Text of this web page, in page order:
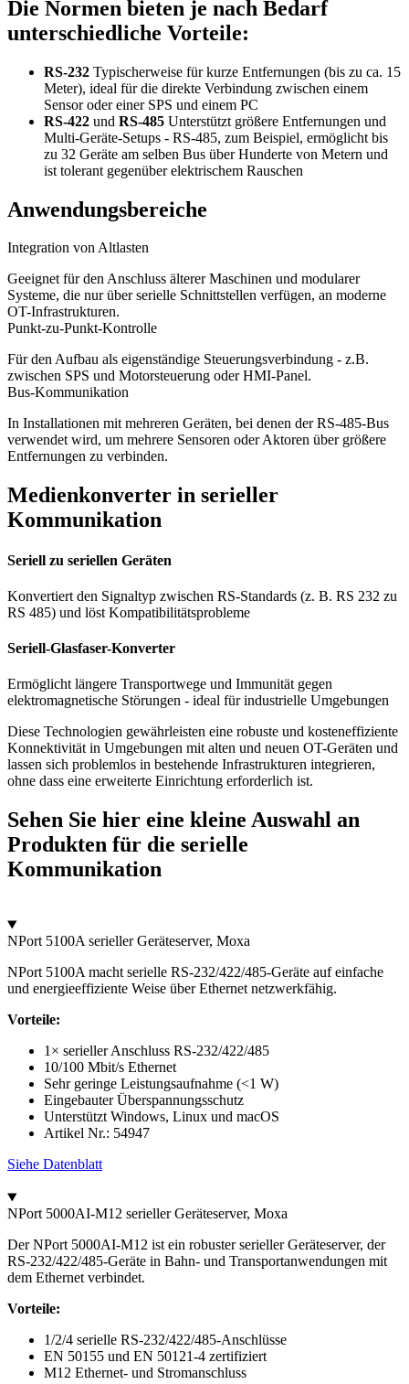
Die Normen bieten je nach Bedarf
unterschiedliche Vorteile:
RS-232 Typischerweise für kurze Entfernungen (bis zu ca. 15
Meter), ideal für die direkte Verbindung zwischen einem
Sensor oder einer SPS und einem PC
RS-422 und RS-485 Unterstützt größere Entfernungen und
Multi-Geräte-Setups - RS-485, zum Beispiel, ermöglicht bis
zu 32 Geräte am selben Bus über Hunderte von Metern und
ist tolerant gegenüber elektrischem Rauschen
Anwendungsbereiche
Integration von Altlasten
Geeignet für den Anschluss älterer Maschinen und modularer
Systeme, die nur über serielle Schnittstellen verfügen, an moderne
OT-Infrastrukturen.
Punkt-zu-Punkt-Kontrolle
Für den Aufbau als eigenständige Steuerungsverbindung - z.B.
zwischen SPS und Motorsteuerung oder HMI-Panel.
Bus-Kommunikation
In Installationen mit mehreren Geräten, bei denen der RS-485-Bus
verwendet wird, um mehrere Sensoren oder Aktoren über größere
Entfernungen zu verbinden.
Medienkonverter in serieller
Kommunikation
Seriell zu seriellen Geräten
Konvertiert den Signaltyp zwischen RS-Standards (z. B. RS 232 zu
RS 485) und löst Kompatibilitätsprobleme
Seriell-Glasfaser-Konverter
Ermöglicht längere Transportwege und Immunität gegen
elektromagnetische Störungen - ideal für industrielle Umgebungen
Diese Technologien gewährleisten eine robuste und kosteneffiziente
Konnektivität in Umgebungen mit alten und neuen OT-Geräten und
lassen sich problemlos in bestehende Infrastrukturen integrieren,
ohne dass eine erweiterte Einrichtung erforderlich ist.
Sehen Sie hier eine kleine Auswahl an
Produkten für die serielle
Kommunikation
NPort 5100A serieller Geräteserver, Moxa
NPort 5100A macht serielle RS-232/422/485-Geräte auf einfache
und energieeffiziente Weise über Ethernet netzwerkfähig.
Vorteile:
1× serieller Anschluss RS-232/422/485
10/100 Mbit/s Ethernet
Sehr geringe Leistungsaufnahme (<1 W)
Eingebauter Überspannungsschutz
Unterstützt Windows, Linux und macOS
Artikel Nr.: 54947
Siehe Datenblatt
NPort 5000AI-M12 serieller Geräteserver, Moxa
Der NPort 5000AI-M12 ist ein robuster serieller Geräteserver, der
RS-232/422/485-Geräte in Bahn- und Transportanwendungen mit
dem Ethernet verbindet.
Vorteile:
1/2/4 serielle RS-232/422/485-Anschlüsse
EN 50155 und EN 50121-4 zertifiziert
M12 Ethernet- und Stromanschluss